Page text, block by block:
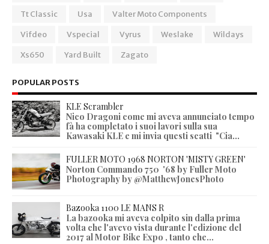
Tt Classic
Usa
Valter Moto Components
Vifdeo
Vspecial Vyrus Weslake
Wildays
Xs650
Yard Built Zagato
POPULAR POSTS
KLE Scrambler
Nico Dragoni come mi aveva annunciato tempo
fà ha completato i suoi lavori sulla sua
Kawasaki KLE e mi invia questi scatti "Cia...
FULLER MOTO 1968 NORTON 'MISTY GREEN'
Norton Commando 750 '68 by Fuller Moto
Photography by @MatthewJonesPhoto
Bazooka 1100 LE MANS R
La bazooka mi aveva colpito sin dalla prima
volta che l'avevo vista durante l'edizione del
2017 al Motor Bike Expo , tanto che...